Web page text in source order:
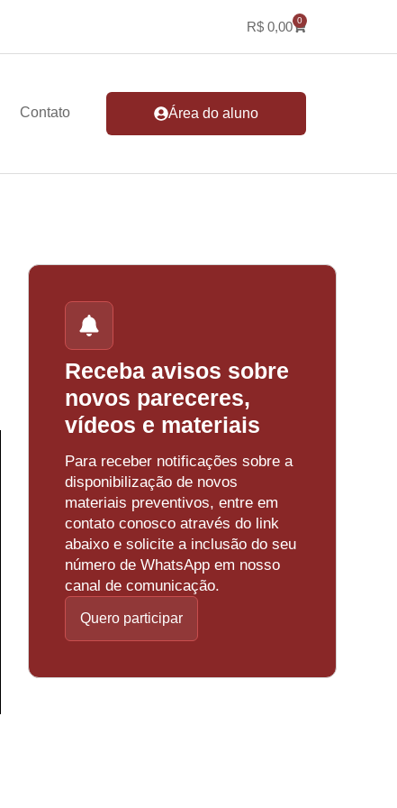
R$ 0,00 0
Contato Área do aluno
Receba avisos sobre
novos pareceres,
vídeos e materiais
Para receber notificações sobre a
disponibilização de novos
materiais preventivos, entre em
contato conosco através do link
abaixo e solicite a inclusão do seu
número de WhatsApp em nosso
canal de comunicação.
Quero participar